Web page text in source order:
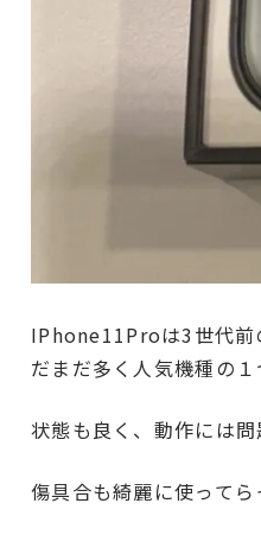
IPhone11Proは3世代前
だまだ多く人気機種の１
状態も良く、動作には問
傷具合も綺麗に使って